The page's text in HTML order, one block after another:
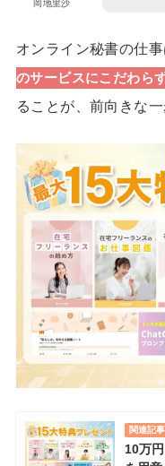
岡地里沙
オンライン秘書の仕事
のサービスにこだわら
ることが、前向きな一
関連記事
10万